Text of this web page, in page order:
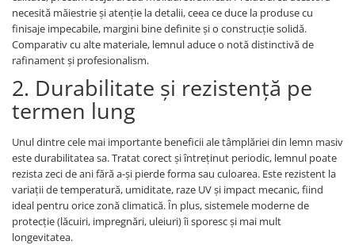
necesită măiestrie și atenție la detalii, ceea ce duce la produse cu
finisaje impecabile, margini bine definite și o construcție solidă.
Comparativ cu alte materiale, lemnul aduce o notă distinctivă de
rafinament și profesionalism.
2. Durabilitate și rezistență pe
termen lung
Unul dintre cele mai importante beneficii ale tâmplăriei din lemn masiv
este durabilitatea sa. Tratat corect și întreținut periodic, lemnul poate
rezista zeci de ani fără a-și pierde forma sau culoarea. Este rezistent la
variații de temperatură, umiditate, raze UV și impact mecanic, fiind
ideal pentru orice zonă climatică. În plus, sistemele moderne de
protecție (lăcuiri, impregnări, uleiuri) îi sporesc și mai mult
longevitatea.